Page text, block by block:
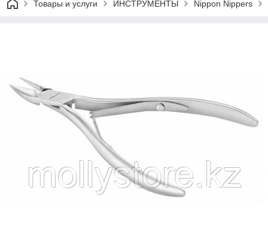
Товары и услуги ИНСТРУМЕНТЫ Nippon Nippers